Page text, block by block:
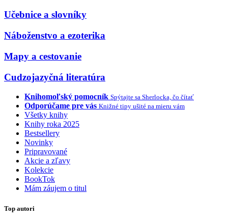
Učebnice a slovníky
Náboženstvo a ezoterika
Mapy a cestovanie
Cudzojazyčná literatúra
Knihomoľský pomocník Spýtajte sa Sherlocka, čo čítať
Odporúčame pre vás Knižné tipy ušité na mieru vám
Všetky knihy
Knihy roka 2025
Bestsellery
Novinky
Pripravované
Akcie a zľavy
Kolekcie
BookTok
Mám záujem o titul
Top autori